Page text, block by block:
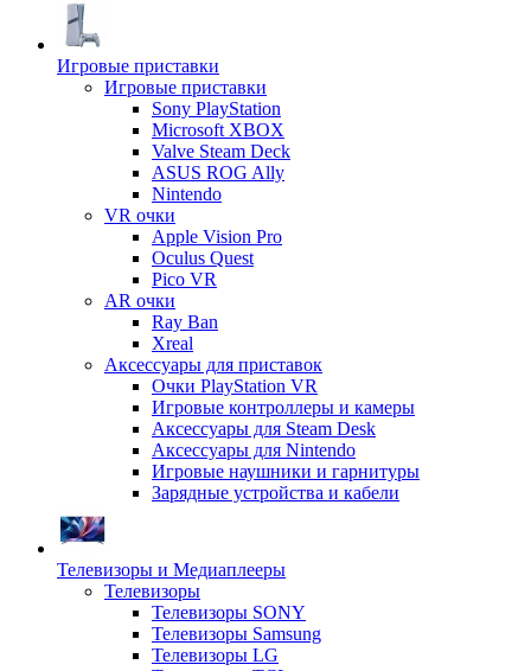
Игровые приставки
Игровые приставки
Sony PlayStation
Microsoft XBOX
Valve Steam Deck
ASUS ROG Ally
Nintendo
VR очки
Apple Vision Pro
Oculus Quest
Pico VR
AR очки
Ray Ban
Xreal
Аксессуары для приставок
Очки PlayStation VR
Игровые контроллеры и камеры
Аксессуары для Steam Desk
Аксессуары для Nintendo
Игровые наушники и гарнитуры
Зарядные устройства и кабели
Телевизоры и Медиаплееры
Телевизоры
Телевизоры SONY
Телевизоры Samsung
Телевизоры LG